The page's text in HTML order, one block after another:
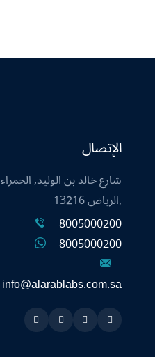
الإتصال
شارع خالد بن الوليد, الحمراء
,الرياض 13216
8005000200
8005000200
info@alarablabs.com.sa
Snapchat
Twitter
Linkedin
Instagram